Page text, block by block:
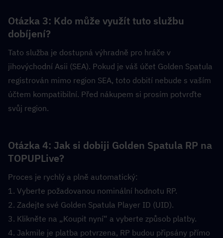
Otázka 3: Kdo může využít tuto službu
dobíjení?
Tato služba je dostupná výhradně pro hráče v
jihovýchodní Asii (SEA). Pokud je váš účet Golden Spatula
registrován mimo region SEA, toto dobití nebude s vaším
účtem kompatibilní. Před nákupem si prosím potvrďte
svůj region.
Otázka 4: Jak si dobiji Golden Spatula RP na
TOPUPLive?
Proces je rychlý a plně automatický:
1. Vyberte požadovanou nominální hodnotu RP.
2. Zadejte své Golden Spatula Player ID (UID).
3. Klikněte na „Koupit nyní“ a vyberte způsob platby.
4. Jakmile je platba potvrzena, RP budou připsány přímo